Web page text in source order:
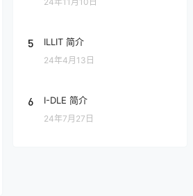
5 ILLIT 简介
24年4月13日
6 I-DLE 简介
24年7月27日